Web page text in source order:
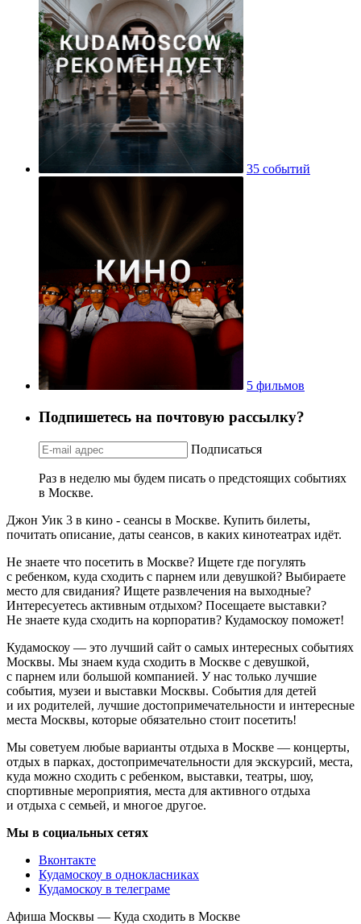
35 событий
5 фильмов
Подпишетесь на почтовую рассылку?
Подписаться
Раз в неделю мы будем писать о предстоящих событиях
в Москве.
Джон Уик 3 в кино - сеансы в Москве. Купить билеты,
почитать описание, даты сеансов, в каких кинотеатрах идёт.
Не знаете что посетить в Москве? Ищете где погулять
с ребенком, куда сходить с парнем или девушкой? Выбираете
место для свидания? Ищете развлечения на выходные?
Интересуетесь активным отдыхом? Посещаете выставки?
Не знаете куда сходить на корпоратив? Кудамоскоу поможет!
Кудамоскоу — это лучший сайт о самых интересных событиях
Москвы. Мы знаем куда сходить в Москве с девушкой,
с парнем или большой компанией. У нас только лучшие
события, музеи и выставки Москвы. События для детей
и их родителей, лучшие достопримечательности и интересные
места Москвы, которые обязательно стоит посетить!
Мы советуем любые варианты отдыха в Москве — концерты,
отдых в парках, достопримечательности для экскурсий, места,
куда можно сходить с ребенком, выставки, театры, шоу,
спортивные мероприятия, места для активного отдыха
и отдыха с семьей, и многое другое.
Мы в социальных сетях
Вконтакте
Кудамоскоу в однокласниках
Кудамоскоу в телеграме
Афиша Москвы — Куда сходить в Москве